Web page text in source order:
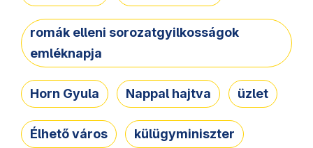
romák elleni sorozatgyilkosságok
emléknapja
Horn Gyula Nappal hajtva üzlet
Élhető város külügyminiszter